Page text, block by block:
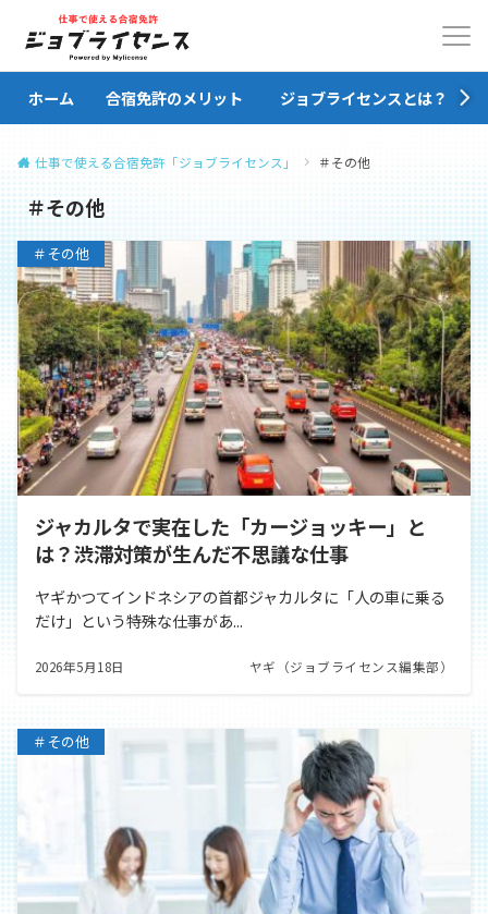
ホーム 合宿免許のメリット ジョブライセンスとは？
仕事で使える合宿免許「ジョブライセンス」 ＃その他
＃その他
＃その他
ジャカルタで実在した「カージョッキー」と
は？渋滞対策が生んだ不思議な仕事
ヤギかつてインドネシアの首都ジャカルタに「人の車に乗る
だけ」という特殊な仕事があ...
2026年5月18日 ヤギ（ジョブライセンス編集部）
＃その他